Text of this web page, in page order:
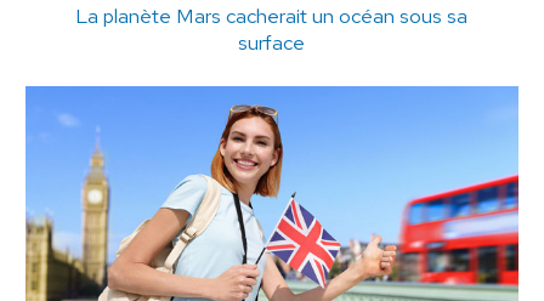
La planète Mars cacherait un océan sous sa
surface